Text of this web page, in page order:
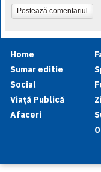
Postează comentariul
Home
Sumar editie
Social
Viață Publică
Afaceri